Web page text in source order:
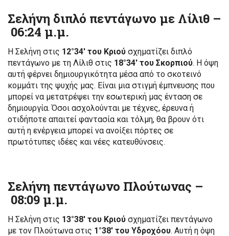
Σελήνη διπλό πεντάγωνο με Λίλιθ –
06:24 μ.μ.
Η Σελήνη στις 12°34′ του Κριού σχηματίζει διπλό
πεντάγωνο με τη Λίλιθ στις 18°34′ του Σκορπιού. Η όψη
αυτή φέρνει δημιουργικότητα μέσα από το σκοτεινό
κομμάτι της ψυχής μας. Είναι μια στιγμή έμπνευσης που
μπορεί να μετατρέψει την εσωτερική μας ένταση σε
δημιουργία. Όσοι ασχολούνται με τέχνες, έρευνα ή
οτιδήποτε απαιτεί φαντασία και τόλμη, θα βρουν ότι
αυτή η ενέργεια μπορεί να ανοίξει πόρτες σε
πρωτότυπες ιδέες και νέες κατευθύνσεις.
Σελήνη πεντάγωνο Πλούτωνας –
08:09 μ.μ.
Η Σελήνη στις 13°38′ του Κριού σχηματίζει πεντάγωνο
με τον Πλούτωνα στις 1°38′ του Υδροχόου. Αυτή η όψη